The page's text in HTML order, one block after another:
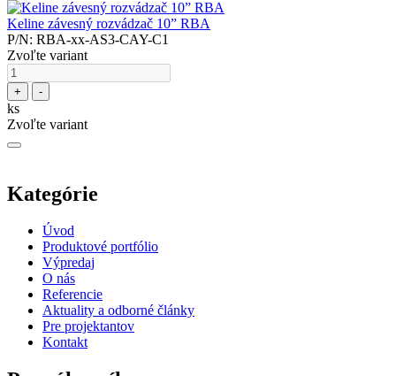
Keline závesný rozvádzač 10” RBA
P/N: RBA-xx-AS3-CAY-C1
Zvoľte variant
+ -
ks
Zvoľte variant
Kategórie
Úvod
Produktové portfólio
Výpredaj
O nás
Referencie
Aktuality a odborné články
Pre projektantov
Kontakt